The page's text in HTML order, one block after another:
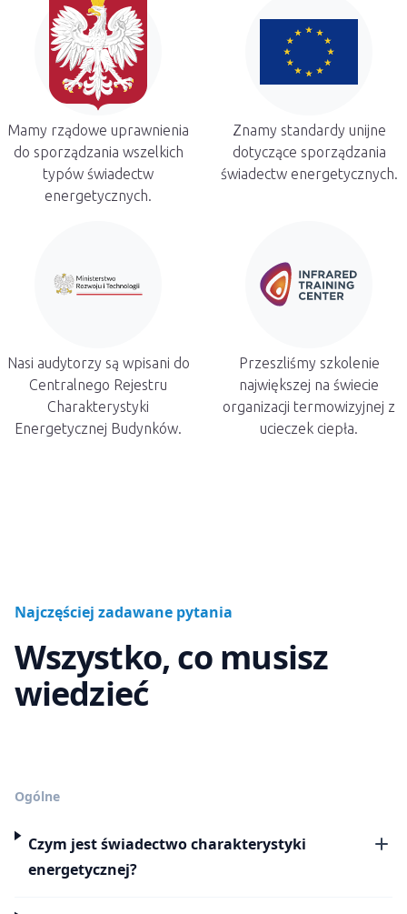
Mamy rządowe uprawnienia
do sporządzania wszelkich
typów świadectw
energetycznych.
Znamy standardy unijne
dotyczące sporządzania
świadectw energetycznych.
Nasi audytorzy są wpisani do
Centralnego Rejestru
Charakterystyki
Energetycznej Budynków.
Przeszliśmy szkolenie
największej na świecie
organizacji termowizyjnej z
ucieczek ciepła.
Najczęściej zadawane pytania
Wszystko, co musisz
wiedzieć
Ogólne
Czym jest świadectwo charakterystyki
energetycznej?